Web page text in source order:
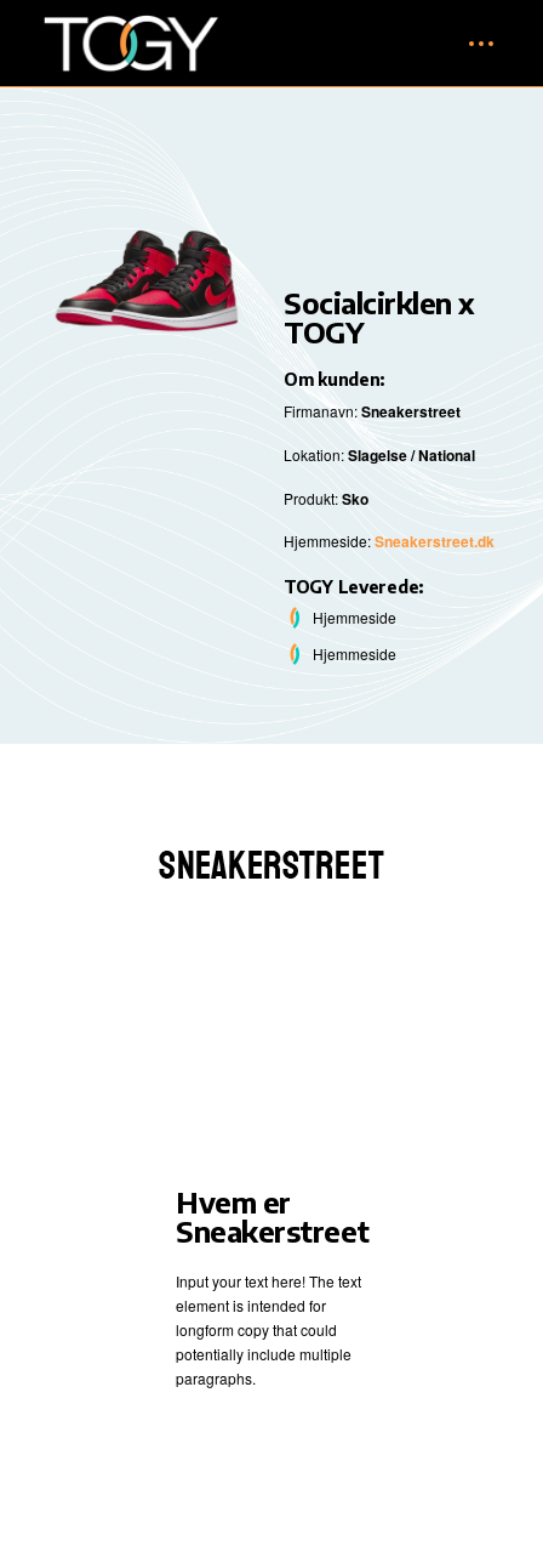
Socialcirklen x
TOGY
Om kunden:
Firmanavn:Sneakerstreet
Lokation:Slagelse / National
Produkt:Sko
Hjemmeside:Sneakerstreet.dk
TOGY Leverede:
Hjemmeside
Hjemmeside
Hvem er
Sneakerstreet
Input your text here! The text
element is intended for
longform copy that could
potentially include multiple
paragraphs.